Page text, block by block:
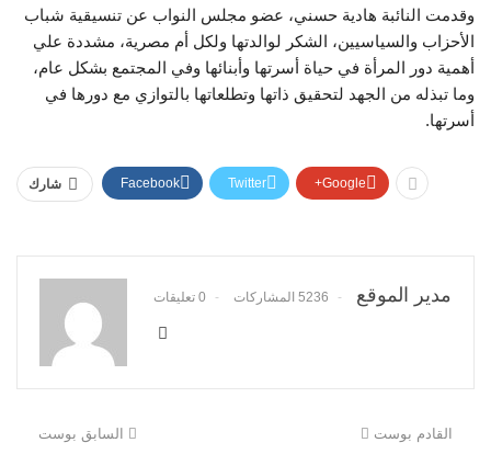
وقدمت النائبة هادية حسني، عضو مجلس النواب عن تنسيقية شباب
الأحزاب والسياسيين، الشكر لوالدتها ولكل أم مصرية، مشددة علي
أهمية دور المرأة في حياة أسرتها وأبنائها وفي المجتمع بشكل عام،
وما تبذله من الجهد لتحقيق ذاتها وتطلعاتها بالتوازي مع دورها في
أسرتها.
شارك Facebook Twitter Google+
مدير الموقع 5236 المشاركات 0 تعليقات
السابق بوست القادم بوست